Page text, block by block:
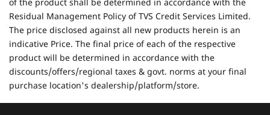
of the product shall be determined in accordance with the
Residual Management Policy of TVS Credit Services Limited.
The price disclosed against all new products herein is an
indicative Price. The final price of each of the respective
product will be determined in accordance with the
discounts/offers/regional taxes & govt. norms at your final
purchase location's dealership/platform/store.